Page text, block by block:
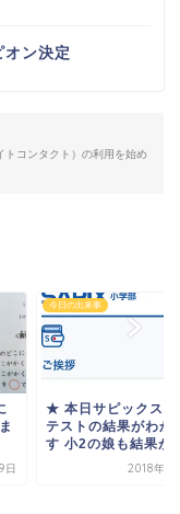
ン決定
コンタクト）の利用を始め
日
今日の出来事
★ 本日サピックス組
テストの結果がわか
す 小2の娘も結果が
2018年1